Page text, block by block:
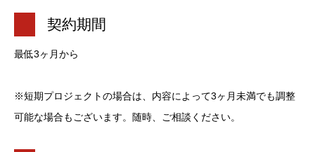
契約期間
最低3ヶ月から
※短期プロジェクトの場合は、内容によって3ヶ月未満でも調整
可能な場合もございます。随時、ご相談ください。